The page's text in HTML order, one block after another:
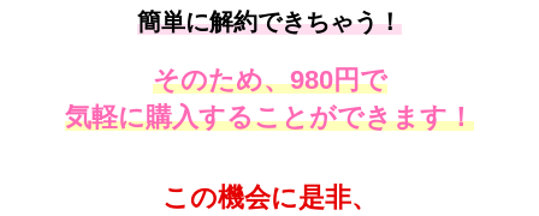
簡単に解約できちゃう！
そのため、980円で
気軽に購入することができます！
この機会に是非、